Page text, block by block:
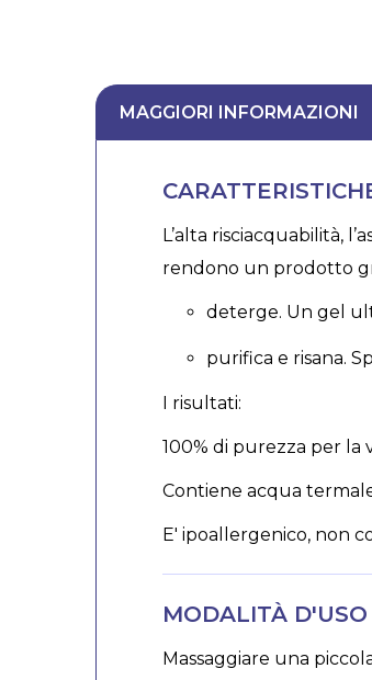
MAGGIORI INFORMAZIONI
L’alta risciacquabilità,
rendono un prodotto
deterge. Un gel
purifica e risana.
I risultati:
100% di purezza per la
Contiene acqua
E' ipoallergenico, non
MODALITÀ D'USO
Massaggiare una